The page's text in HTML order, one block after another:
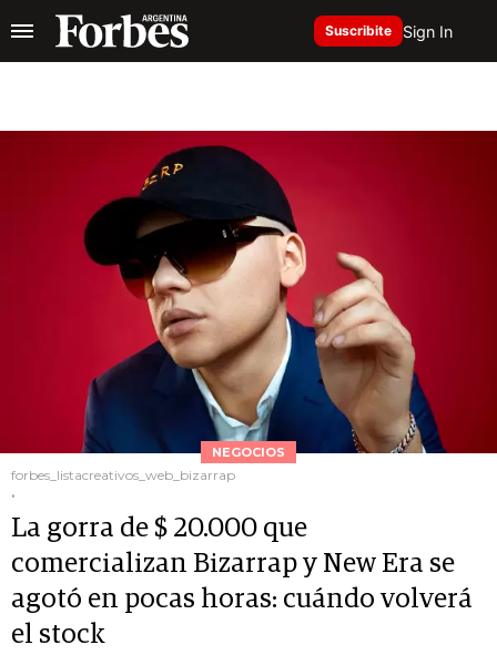
Suscribite Sign In
NEGOCIOS
forbes_listacreativos_web_bizarrap
.
La gorra de $ 20.000 que
comercializan Bizarrap y New Era se
agotó en pocas horas: cuándo volverá
el stock